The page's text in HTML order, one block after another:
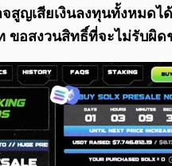
สูญเสียเงินลงทุนทั้งหมด
ขอสงวนสิทธิ์ที่จะไม่รับผิ